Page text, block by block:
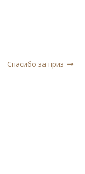
Следующая
Спасибо за приз